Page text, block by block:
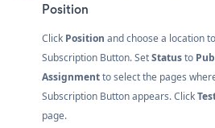
Position
Click Position and choose a location
Subscription Button. SetStatusto
Assignmentto select the pages
Subscription Button appears. Click
page.